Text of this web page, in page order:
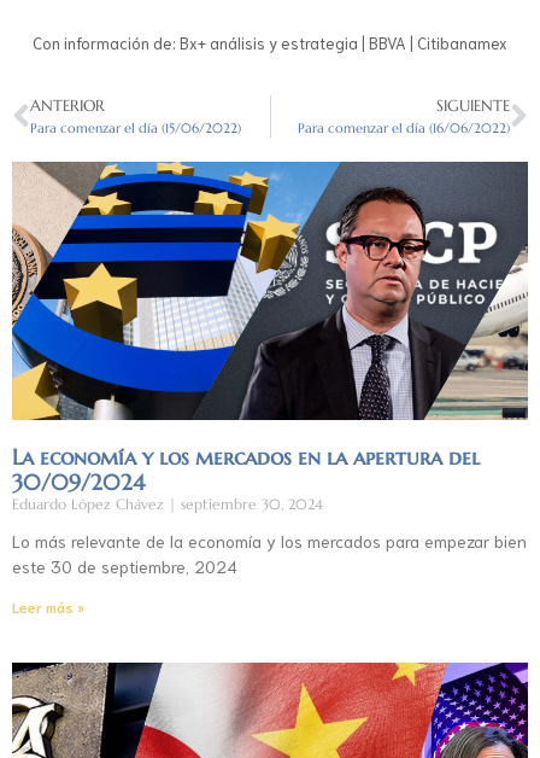
Con información de: Bx+ análisis y estrategia | BBVA | Citibanamex
ANTERIOR
Para comenzar el día (15/06/2022)
SIGUIENTE
Para comenzar el día (16/06/2022)
La economía y los mercados en la apertura del
30/09/2024
Eduardo López Chávez septiembre 30, 2024
Lo más relevante de la economía y los mercados para empezar bien
este 30 de septiembre, 2024
Leer más »